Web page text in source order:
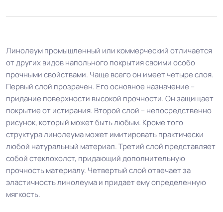
Линолеум промышленный или коммерческий отличается
от других видов напольного покрытия своими особо
прочными свойствами. Чаще всего он имеет четыре слоя.
Первый слой прозрачен. Его основное назначение –
придание поверхности высокой прочности. Он защищает
покрытие от истирания. Второй слой – непосредственно
рисунок, который может быть любым. Кроме того
структура линолеума может имитировать практически
любой натуральный материал. Третий слой представляет
собой стеклохолст, придающий дополнительную
прочность материалу. Четвертый слой отвечает за
эластичность линолеума и придает ему определенную
мягкость.